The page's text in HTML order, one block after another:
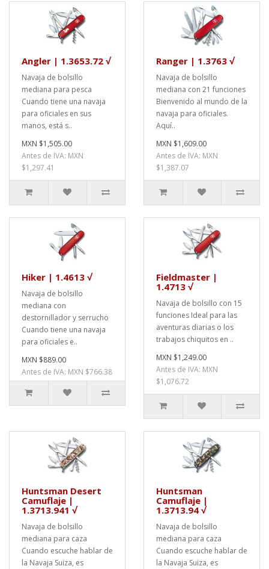
Angler | 1.3653.72 √
Navaja de bolsillo
mediana para pesca
Cuando tiene una navaja
para oficiales en sus
manos, está s..
MXN $1,505.00
Antes de IVA: MXN
$1,297.41
Ranger | 1.3763 √
Navaja de bolsillo
mediana con 21 funciones
Bienvenido al mundo de la
navaja para oficiales.
Aquí..
MXN $1,609.00
Antes de IVA: MXN
$1,387.07
Hiker | 1.4613 √
Navaja de bolsillo
mediana con
destornillador y serrucho
Cuando tiene una navaja
para oficiales e..
MXN $889.00
Antes de IVA: MXN $766.38
Fieldmaster |
1.4713 √
Navaja de bolsillo con 15
funciones Ideal para las
aventuras diarias o los
trabajos chiquitos en ..
MXN $1,249.00
Antes de IVA: MXN
$1,076.72
Huntsman Desert
Camuflaje |
1.3713.941 √
Navaja de bolsillo
mediana para caza
Cuando escuche hablar de
la Navaja Suiza, es
Huntsman
Camuflaje |
1.3713.94 √
Navaja de bolsillo
mediana para caza
Cuando escuche hablar de
la Navaja Suiza, es